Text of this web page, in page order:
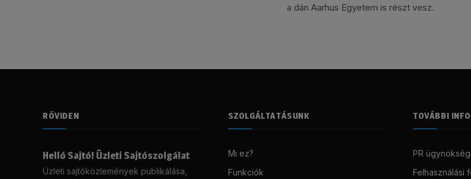
a dán Aarhus Egyetem is részt vesz.
RÖVIDEN
Helló Sajtó! Üzleti Sajtószolgálat
Üzleti sajtóközlemények publikálása,
SZOLGÁLTATÁSUNK
Mi ez?
Funkciók
TOVÁBBI
PR
Felhasználási